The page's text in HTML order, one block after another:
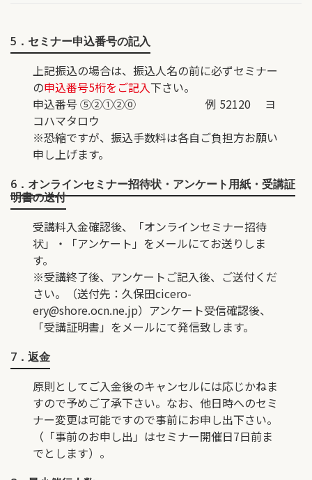
5．セミナー申込番号の記入
上記振込の場合は、振込人名の前に必ずセミナー
の申込番号5桁をご記入下さい。
申込番号 ⑤②①②⓪ 例 52120 ヨ
コハマタロウ
※恐縮ですが、振込手数料は各自ご負担方お願い
申し上げます。
6．オンラインセミナー招待状・アンケート用紙・受講証
明書の送付
受講料入金確認後、「オンラインセミナー招待
状」・「アンケート」をメールにてお送りしま
す。
※受講終了後、アンケートご記入後、ご送付くだ
さい。（送付先：久保田cicero-
ery@shore.ocn.ne.jp）アンケート受信確認後、
「受講証明書」をメールにて発信致します。
7．返金
原則としてご入金後のキャンセルには応じかねま
すので予めご了承下さい。なお、他日時へのセミ
ナー変更は可能ですので事前にお申し出下さい。
（「事前のお申し出」はセミナー開催日7日前ま
でとします）。